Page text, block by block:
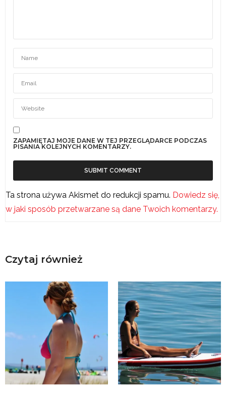
ZAPAMIĘTAJ MOJE DANE W TEJ PRZEGLĄDARCE PODCZAS
PISANIA KOLEJNYCH KOMENTARZY.
Ta strona używa Akismet do redukcji spamu. Dowiedz się,
w jaki sposób przetwarzane są dane Twoich komentarzy.
Czytaj również